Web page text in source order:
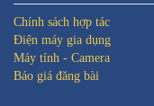
Chính sách hợp tác
Điện máy gia dụng
Máy tính - Camera
Báo giá đăng bài